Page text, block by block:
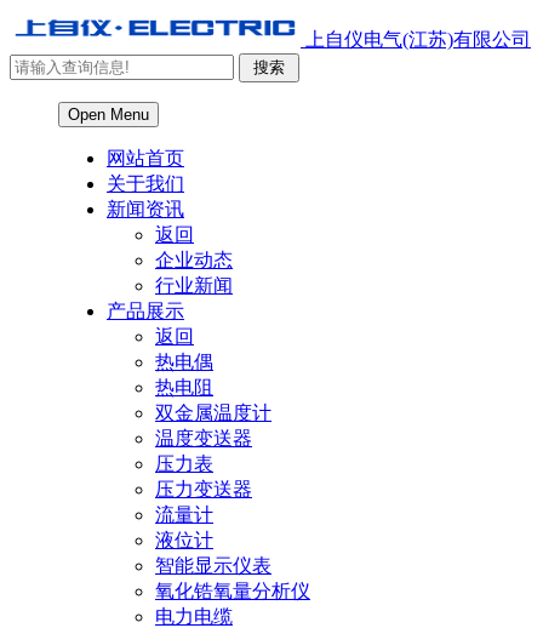
上自仪电气(江苏)有限公司
Open Menu
网站首页
关于我们
新闻资讯
返回
企业动态
行业新闻
产品展示
返回
热电偶
热电阻
双金属温度计
温度变送器
压力表
压力变送器
流量计
液位计
智能显示仪表
氧化锆氧量分析仪
电力电缆